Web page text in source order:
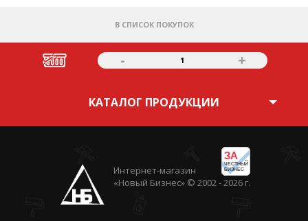
В СПИСОК ПОКУПОК
- 1 +
КАТАЛОГ ПРОДУКЦИИ
ЗА
ЧЕСТНЫЙ
БИЗНЕС
Интернет-магазин
«Новый Бизнес» © 2002 - 2026 г.